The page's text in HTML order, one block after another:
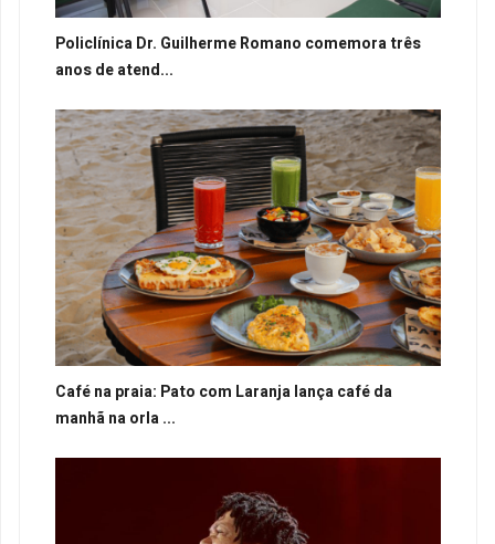
Policlínica Dr. Guilherme Romano comemora três
anos de atend...
Café na praia: Pato com Laranja lança café da
manhã na orla ...